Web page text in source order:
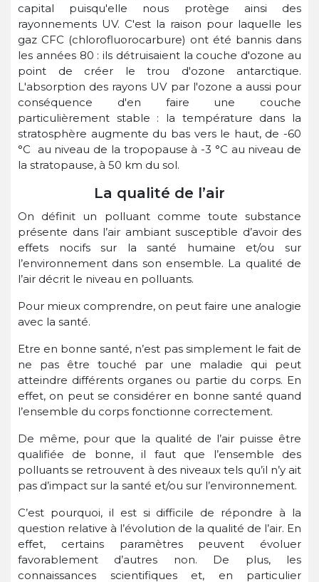
capital puisqu'elle nous protège ainsi des
rayonnements UV. C'est la raison pour laquelle les
gaz CFC (chlorofluorocarbure) ont été bannis dans
les années 80 : ils détruisaient la couche d'ozone au
point de créer le trou d'ozone antarctique.
L'absorption des rayons UV par l'ozone a aussi pour
conséquence d'en faire une couche
particulièrement stable : la température dans la
stratosphère augmente du bas vers le haut, de -60
°C au niveau de la tropopause à -3 °C au niveau de
la stratopause, à 50 km du sol.
La qualité de l’air
On définit un polluant comme toute substance
présente dans l’air ambiant susceptible d’avoir des
effets nocifs sur la santé humaine et/ou sur
l’environnement dans son ensemble. La qualité de
l’air décrit le niveau en polluants.
Pour mieux comprendre, on peut faire une analogie
avec la santé.
Etre en bonne santé, n’est pas simplement le fait de
ne pas être touché par une maladie qui peut
atteindre différents organes ou partie du corps. En
effet, on peut se considérer en bonne santé quand
l’ensemble du corps fonctionne correctement.
De même, pour que la qualité de l’air puisse être
qualifiée de bonne, il faut que l’ensemble des
polluants se retrouvent à des niveaux tels qu’il n’y ait
pas d’impact sur la santé et/ou sur l’environnement.
C’est pourquoi, il est si difficile de répondre à la
question relative à l’évolution de la qualité de l’air. En
effet, certains paramètres peuvent évoluer
favorablement d’autres non. De plus, les
connaissances scientifiques et, en particulier